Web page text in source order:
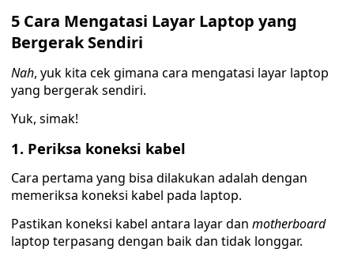
5 Cara Mengatasi Layar Laptop yang
Bergerak Sendiri
Nah, yuk kita cek gimana cara mengatasi layar laptop
yang bergerak sendiri.
Yuk, simak!
1. Periksa koneksi kabel
Cara pertama yang bisa dilakukan adalah dengan
memeriksa koneksi kabel pada laptop.
Pastikan koneksi kabel antara layar dan motherboard
laptop terpasang dengan baik dan tidak longgar.